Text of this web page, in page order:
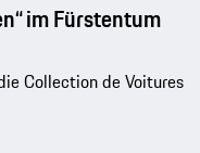
im Fürstentum
Collection de Voitures